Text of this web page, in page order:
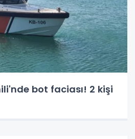
bot faciası! 2 kişi